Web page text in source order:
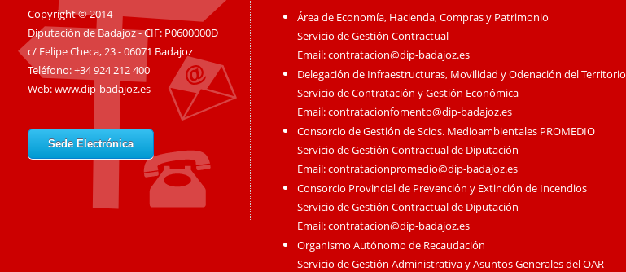
Copyright © 2014
Diputación de Badajoz - CIF: P0600000D
c/ Felipe Checa, 23 - 06071 Badajoz
Teléfono: +34 924 212 400
Web:www.dip-badajoz.es
Sede Electrónica
Área de Economía, Hacienda, Compras y Patrimonio
Servicio de Gestión Contractual
Email:contratacion@dip-badajoz.es
Delegación de Infraestructuras, Movilidad y Odenación del Territorio
Servicio de Contratación y Gestión Económica
Email:contratacionfomento@dip-badajoz.es
Consorcio de Gestión de Scios. Medioambientales PROMEDIO
Servicio de Gestión Contractual de Diputación
Email:contratacionpromedio@dip-badajoz.es
Consorcio Provincial de Prevención y Extinción de Incendios
Servicio de Gestión Contractual de Diputación
Email:contratacion@dip-badajoz.es
Organismo Autónomo de Recaudación
Servicio de Gestión Administrativa y Asuntos Generales del OAR